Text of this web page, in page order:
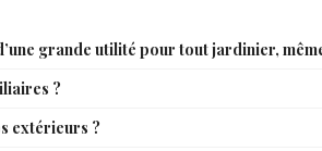
grande utilité pour tout jardinier,
?
extérieurs ?